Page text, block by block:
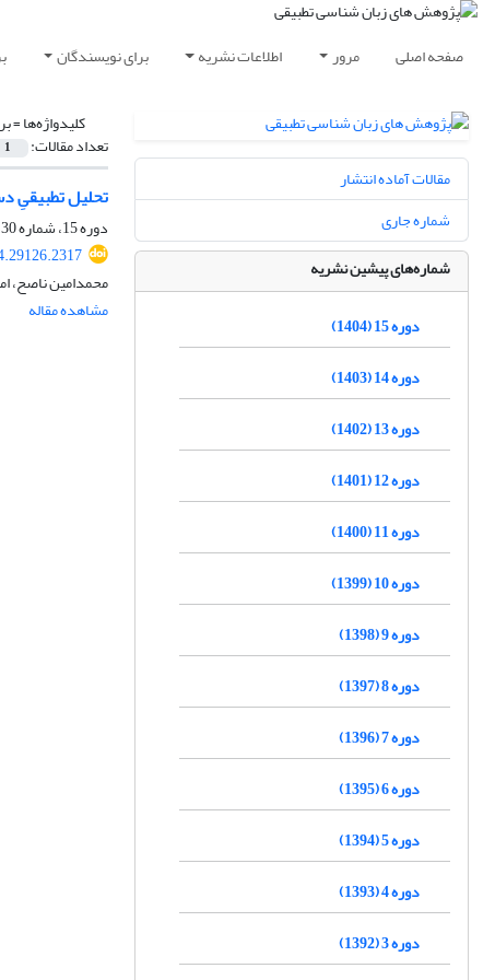
صفحه اصلی مرور اطلاعات نشریه برای نویسندگان
کلیدواژه‌ها =
تعداد مقالات: 1
تحلیل تطبیقیِ
دوره 15، شماره 30، دی 1404، صفحه
محمدامین ناصح،
مشاهده مقاله
مقالات آماده انتشار
شماره جاری
شماره‌های پیشین نشریه
دوره 15 (1404)
دوره 14 (1403)
دوره 13 (1402)
دوره 12 (1401)
دوره 11 (1400)
دوره 10 (1399)
دوره 9 (1398)
دوره 8 (1397)
دوره 7 (1396)
دوره 6 (1395)
دوره 5 (1394)
دوره 4 (1393)
دوره 3 (1392)